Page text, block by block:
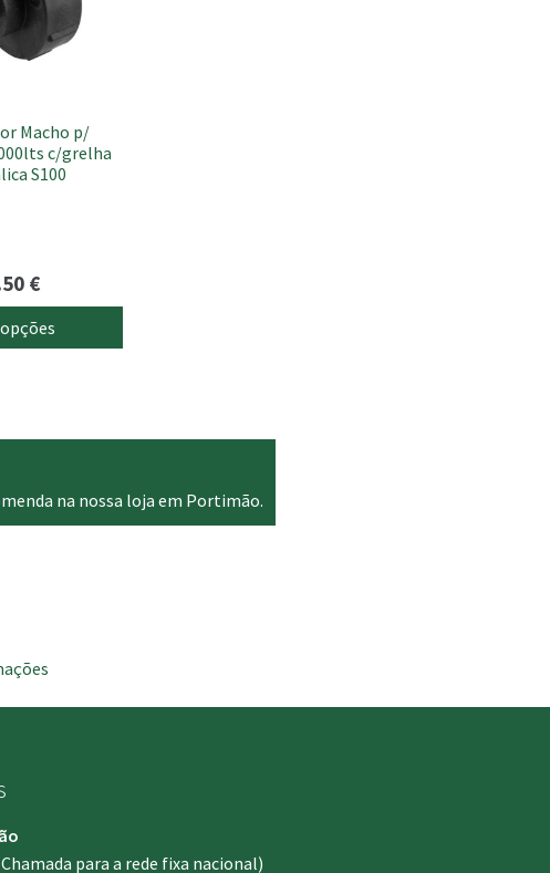
Macho p/
c/grelha
S100
€
na nossa loja em Portimão.
para a rede fixa nacional)